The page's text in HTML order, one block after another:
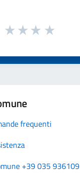
frequenti
+39 035 936109